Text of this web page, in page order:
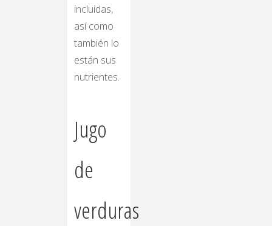
incluidas,
así como
también lo
están sus
nutrientes.
Jugo
de
verduras